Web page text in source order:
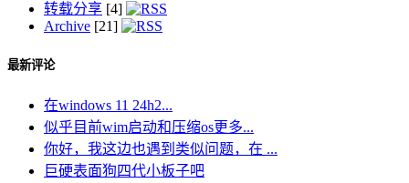
转载分享 [4]
Archive [21]
最新评论
在windows 11 24h2...
似乎目前wim启动和压缩os更多...
你好，我这边也遇到类似问题，在 ...
巨硬表面狗四代小板子吧